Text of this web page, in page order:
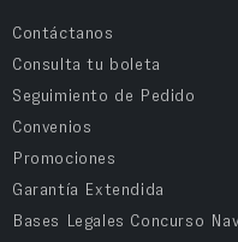
Contáctanos
Consulta tu boleta
Seguimiento de Pedido
Convenios
Promociones
Garantía Extendida
Bases Legales Concurso